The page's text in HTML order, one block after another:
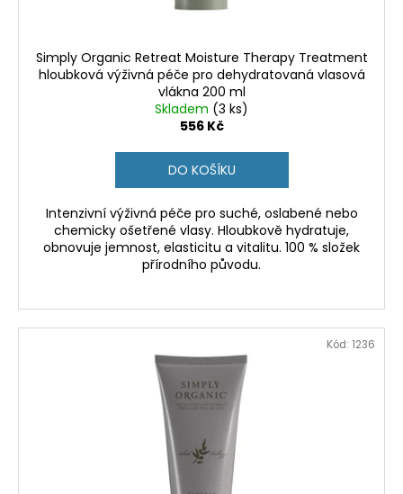
Simply Organic Retreat Moisture Therapy Treatment
hloubková výživná péče pro dehydratovaná vlasová
vlákna 200 ml
Skladem (3 ks)
556 Kč
DO KOŠÍKU
Intenzivní výživná péče pro suché, oslabené nebo
chemicky ošetřené vlasy. Hloubkově hydratuje,
obnovuje jemnost, elasticitu a vitalitu. 100 % složek
přírodního původu.
Kód: 1236